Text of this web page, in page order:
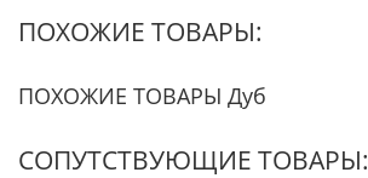
ПОХОЖИЕ ТОВАРЫ:
ПОХОЖИЕ ТОВАРЫ Дуб
СОПУТСТВУЮЩИЕ ТОВАРЫ: